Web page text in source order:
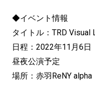
◆イベント情報
タイトル：TRD Visual
日程：2022年11月6日
昼夜公演予定
場所：赤羽ReNY